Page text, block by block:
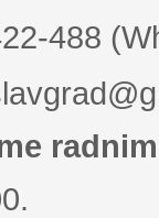
488